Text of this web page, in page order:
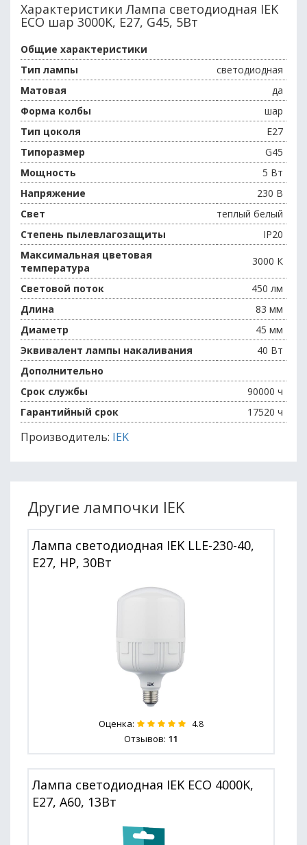
Характеристики Лампа светодиодная IEK
ECO шар 3000K, E27, G45, 5Вт
Общие характеристики
Тип лампы
светодиодная
Матовая
да
Форма колбы
шар
Тип цоколя
E27
Типоразмер
G45
Мощность
5 Вт
Напряжение
230 В
Свет
теплый белый
Степень пылевлагозащиты
IP20
Максимальная цветовая
температура
3000 К
Световой поток
450 лм
Длина
83 мм
Диаметр
45 мм
Эквивалент лампы накаливания
40 Вт
Дополнительно
Срок службы
90000 ч
Гарантийный срок
17520 ч
Производитель: IEK
Другие лампочки IEK
Лампа светодиодная IEK LLE-230-40,
E27, HP, 30Вт
Оценка: 4.8
Отзывов: 11
Лампа светодиодная IEK ECO 4000K,
E27, A60, 13Вт